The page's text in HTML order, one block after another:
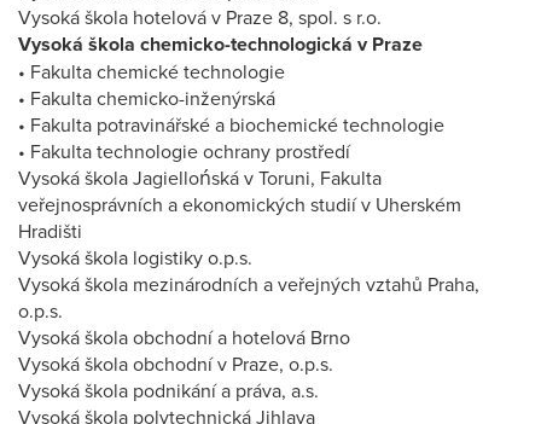
Vysoká škola hotelová v Praze 8, spol. s r.o.
Vysoká škola chemicko-technologická v Praze
• Fakulta chemické technologie
• Fakulta chemicko-inženýrská
• Fakulta potravinářské a biochemické technologie
• Fakulta technologie ochrany prostředí
Vysoká škola Jagiellońská v Toruni, Fakulta
veřejnosprávních a ekonomických studií v Uherském
Hradišti
Vysoká škola logistiky o.p.s.
Vysoká škola mezinárodních a veřejných vztahů Praha,
o.p.s.
Vysoká škola obchodní a hotelová Brno
Vysoká škola obchodní v Praze, o.p.s.
Vysoká škola podnikání a práva, a.s.
Vysoká škola polytechnická Jihlava